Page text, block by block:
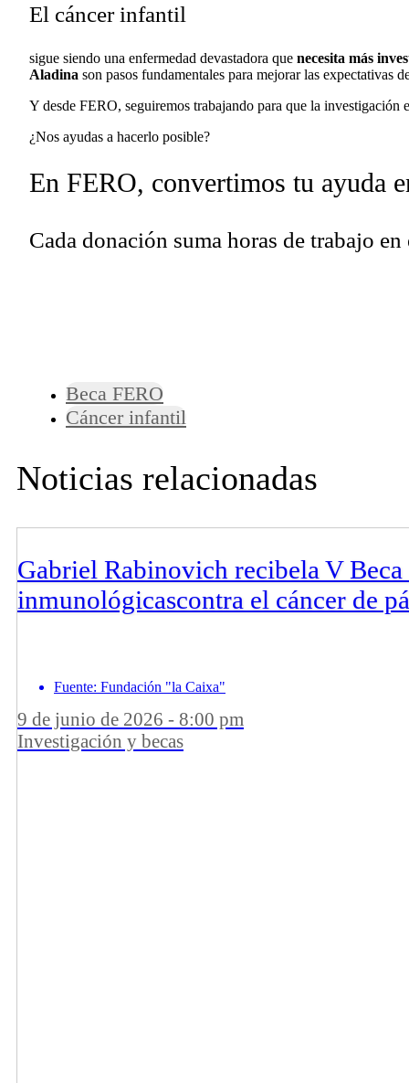
El cáncer infantil
sigue siendo una enfermedad devastadora que necesita más
Aladina son pasos fundamentales para mejorar las expectativas
Y desde FERO, seguiremos trabajando para que la investigación
¿Nos ayudas a hacerlo posible?
En FERO, convertimos tu ayuda
Cada donación suma horas de trabajo
Beca FERO
Cáncer infantil
Noticias relacionadas
Gabriel Rabinovich recibela V Beca
inmunológicascontra el cáncer de
Fuente: Fundación "la Caixa"
9 de junio de 2026 - 8:00 pm
Investigación y becas